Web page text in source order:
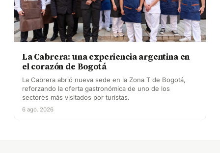
La Cabrera: una experiencia argentina en
el corazón de Bogotá
La Cabrera abrió nueva sede en la Zona T de Bogotá,
reforzando la oferta gastronómica de uno de los
sectores más visitados por turistas.
6 ago. 2026